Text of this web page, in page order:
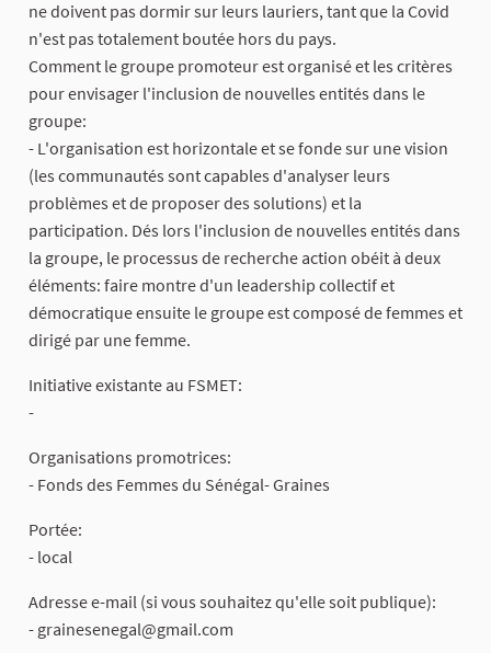
ne doivent pas dormir sur leurs lauriers, tant que la Covid
n'est pas totalement boutée hors du pays.
Comment le groupe promoteur est organisé et les critères
pour envisager l'inclusion de nouvelles entités dans le
groupe:
- L'organisation est horizontale et se fonde sur une vision
(les communautés sont capables d'analyser leurs
problèmes et de proposer des solutions) et la
participation. Dés lors l'inclusion de nouvelles entités dans
la groupe, le processus de recherche action obéit à deux
éléments: faire montre d'un leadership collectif et
démocratique ensuite le groupe est composé de femmes et
dirigé par une femme.
Initiative existante au FSMET:
-
Organisations promotrices:
- Fonds des Femmes du Sénégal- Graines
Portée:
- local
Adresse e-mail (si vous souhaitez qu'elle soit publique):
- grainesenegal@gmail.com